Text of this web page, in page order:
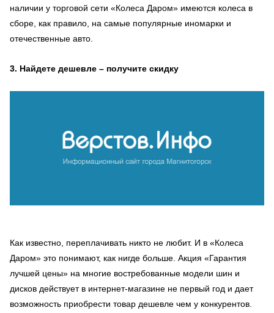
наличии у торговой сети «Колеса Даром» имеются колеса в
сборе, как правило, на самые популярные иномарки и
отечественные авто.
3. Найдете дешевле – получите скидку
Как известно, переплачивать никто не любит. И в «Колеса
Даром» это понимают, как нигде больше. Акция «Гарантия
лучшей цены» на многие востребованные модели шин и
дисков действует в интернет-магазине не первый год и дает
возможность приобрести товар дешевле чем у конкурентов.